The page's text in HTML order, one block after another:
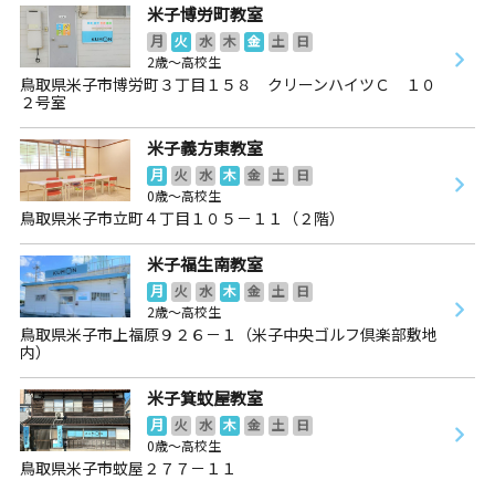
米子博労町教室
月 火 水 木 金 土
日
2歳～高校生
鳥取県米子市博労町３丁目１５８ クリーンハイツＣ １０
２号室
米子義方東教室
月 火 水 木 金 土
日
0歳～高校生
鳥取県米子市立町４丁目１０５－１１（２階）
米子福生南教室
月 火 水 木 金 土
日
2歳～高校生
鳥取県米子市上福原９２６－１（米子中央ゴルフ倶楽部敷地
内）
米子箕蚊屋教室
月 火 水 木 金 土
日
0歳～高校生
鳥取県米子市蚊屋２７７－１１